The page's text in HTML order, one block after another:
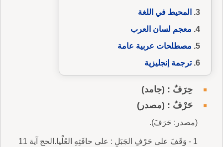
المحيط في اللغة
معجم لسان العرب
مصطلحات عربية عامة
ترجمة إنجليزية
حِرَفٌ : (جامد)
حَرْفٌ : (مصدر)
(مصدر: حَرَفَ).
1 - وَقَفَ على حَرْفِ الجَبَلِ : على حافَتِهِ العُلْيا.الحج آية 11